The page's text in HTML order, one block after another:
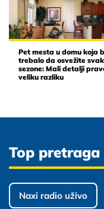
Pet mesta u domu koja
trebalo da osvežite
sezone: Mali detalji
veliku razliku
Top
Naxi radio uživo